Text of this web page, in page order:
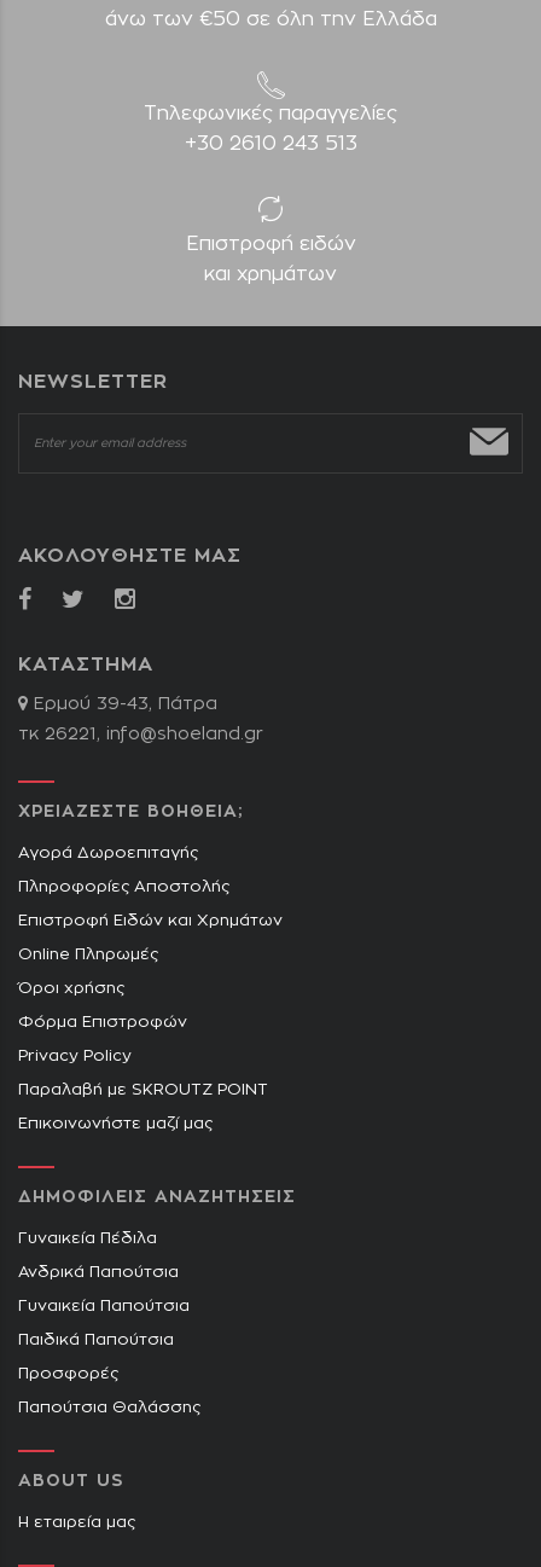
άνω των €50 σε όλη την Ελλάδα
Τηλεφωνικές παραγγελίες
+30 2610 243 513
Επιστροφή ειδών
και χρημάτων
NEWSLETTER
ΑΚΟΛΟΥΘΗΣΤΕ ΜΑΣ
ΚΑΤΑΣΤΗΜΑ
Ερμού 39-43, Πάτρα
τκ 26221, info@shoeland.gr
ΧΡΕΙΑΖΕΣΤΕ ΒΟΗΘΕΙΑ;
Αγορά Δωροεπιταγής
Πληροφορίες Αποστολής
Επιστροφή Ειδών και Χρημάτων
Online Πληρωμές
Όροι χρήσης
Φόρμα Επιστροφών
Privacy Policy
Παραλαβή με SKROUTZ POINT
Επικοινωνήστε μαζί μας
ΔΗΜΟΦΙΛΕΙΣ ΑΝΑΖΗΤΗΣΕΙΣ
Γυναικεία Πέδιλα
Ανδρικά Παπούτσια
Γυναικεία Παπούτσια
Παιδικά Παπούτσια
Προσφορές
Παπούτσια Θαλάσσης
ABOUT US
Η εταιρεία μας